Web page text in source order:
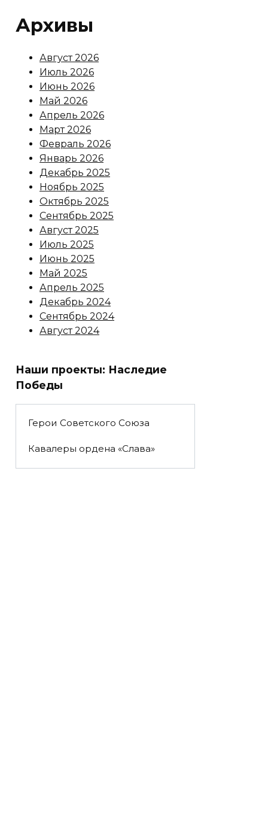
Архивы
Август 2026
Июль 2026
Июнь 2026
Май 2026
Апрель 2026
Март 2026
Февраль 2026
Январь 2026
Декабрь 2025
Ноябрь 2025
Октябрь 2025
Сентябрь 2025
Август 2025
Июль 2025
Июнь 2025
Май 2025
Апрель 2025
Декабрь 2024
Сентябрь 2024
Август 2024
Наши проекты: Наследие
Победы
Герои Советского Союза
Кавалеры ордена «Слава»